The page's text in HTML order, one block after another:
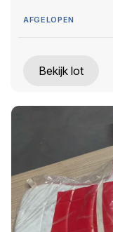
AFGELOPEN
Bekijk lot